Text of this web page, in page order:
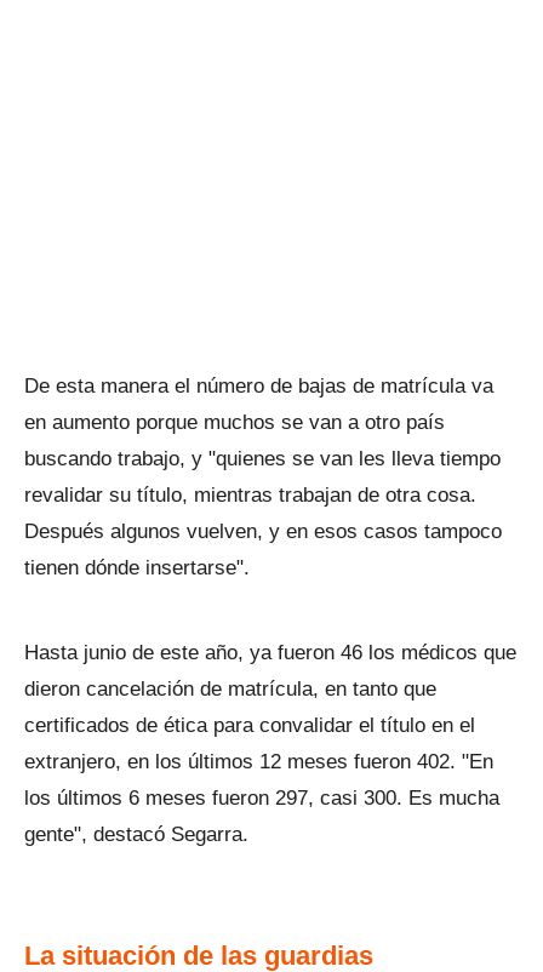
De esta manera el número de bajas de matrícula va
en aumento porque muchos se van a otro país
buscando trabajo, y "quienes se van les lleva tiempo
revalidar su título, mientras trabajan de otra cosa.
Después algunos vuelven, y en esos casos tampoco
tienen dónde insertarse".
Hasta junio de este año, ya fueron 46 los médicos que
dieron cancelación de matrícula, en tanto que
certificados de ética para convalidar el título en el
extranjero, en los últimos 12 meses fueron 402. "En
los últimos 6 meses fueron 297, casi 300. Es mucha
gente", destacó Segarra.
La situación de las guardias